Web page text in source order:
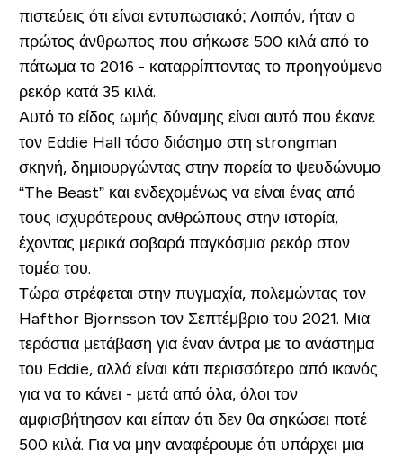
πιστεύεις ότι είναι εντυπωσιακό; Λοιπόν, ήταν ο
πρώτος άνθρωπος που σήκωσε 500 κιλά από το
πάτωμα το 2016 - καταρρίπτοντας το προηγούμενο
ρεκόρ κατά 35 κιλά.
Αυτό το είδος ωμής δύναμης είναι αυτό που έκανε
τον Eddie Hall τόσο διάσημο στη strongman
σκηνή, δημιουργώντας στην πορεία το ψευδώνυμο
“The Beast” και ενδεχομένως να είναι ένας από
τους ισχυρότερους ανθρώπους στην ιστορία,
έχοντας μερικά σοβαρά παγκόσμια ρεκόρ στον
τομέα του.
Τώρα στρέφεται στην πυγμαχία, πολεμώντας τον
Hafthor Bjornsson τον Σεπτέμβριο του 2021. Μια
τεράστια μετάβαση για έναν άντρα με το ανάστημα
του Eddie, αλλά είναι κάτι περισσότερο από ικανός
για να το κάνει - μετά από όλα, όλοι τον
αμφισβήτησαν και είπαν ότι δεν θα σηκώσει ποτέ
500 κιλά. Για να μην αναφέρουμε ότι υπάρχει μια